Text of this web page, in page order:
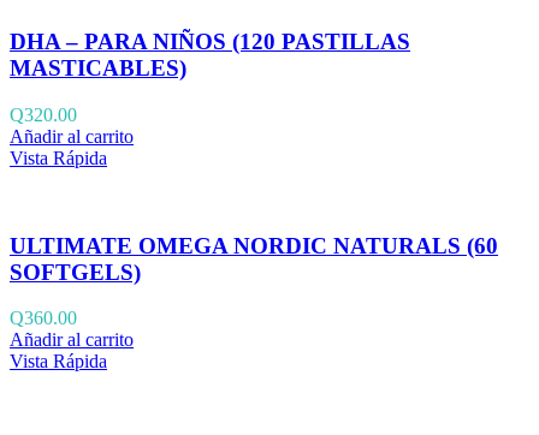
DHA – PARA NIÑOS (120 PASTILLAS
MASTICABLES)
Q320.00
Añadir al carrito
Vista Rápida
ULTIMATE OMEGA NORDIC NATURALS (60
SOFTGELS)
Q360.00
Añadir al carrito
Vista Rápida